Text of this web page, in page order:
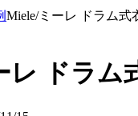
Miele/ミーレ ドラム式
レ ドラム